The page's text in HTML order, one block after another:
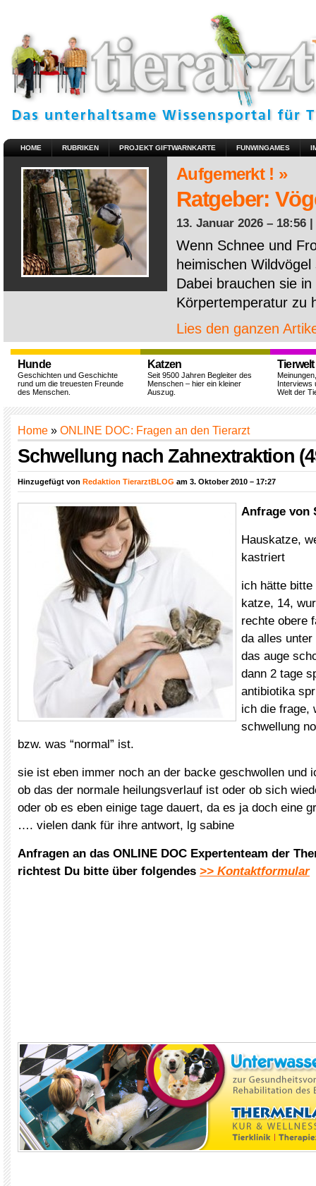
HOME RUBRIKEN PROJEKT GIFTWARNKARTE FUNWINGAMES
Aufgemerkt ! »
Ratgeber:
13. Januar 2026 – 18:56 |
Wenn Schnee und
heimischen
Dabei brauchen sie
Körpertemperatur zu
Lies den ganzen
Hunde
Geschichten und Geschichte
rund um die treuesten Freunde
des Menschen.
Katzen
Seit 9500 Jahren Begleiter des
Menschen – hier ein kleiner
Auszug.
Tierwelt
Interviews
Welt der
Home » ONLINE DOC: Fragen an den Tierarzt
Schwellung nach Zahnextraktion
Hinzugefügt von Redaktion TierarztBLOG am 3. Oktober 2010 – 17:27
Anfrage von
Hauskatze,
kastriert
ich hätte
katze, 14,
rechte obere
da alles
das auge
dann 2 tage
antibiotika
ich die frage,
schwellung
bzw. was “normal” ist.
sie ist eben immer noch an der backe geschwollen und
ob das der normale heilungsverlauf ist oder ob sich
oder ob es eben einige tage dauert, da es ja doch eine
…. vielen dank für ihre antwort, lg sabine
Anfragen an das ONLINE DOC Expertenteam der
richtest Du bitte über folgendes >> Kontaktformular